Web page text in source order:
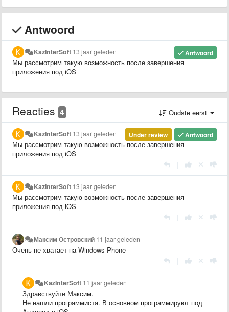
Antwoord
Antwoord
KazInterSoft 13 jaar geleden
Мы рассмотрим такую возможность после завершения
приложения под iOS
Reacties 4 Oudste eerst
Antwoord
Under review
KazInterSoft 13 jaar geleden
Мы рассмотрим такую возможность после завершения
приложения под iOS
KazInterSoft 13 jaar geleden
Мы рассмотрим такую возможность после завершения
приложения под iOS
Максим Островский 11 jaar geleden
Очень не хватает на Windows Phone
KazInterSoft 11 jaar geleden
Здравствуйте Максим.
Не нашли программиста. В основном программируют под